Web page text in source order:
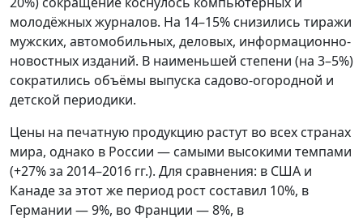
молодёжных журналов. На 14–15% снизились тиражи
мужских, автомобильных, деловых, информационно-
новостных изданий. В наименьшей степени (на 3–5%)
сократились объёмы выпуска садово-огородной и
детской периодики.
Цены на печатную продукцию растут во всех странах
мира, однако в России — самыми высокими темпами
(+27% за 2014–2016 гг.). Для сравнения: в США и
Канаде за этот же период рост составил 10%, в
Германии — 9%, во Франции — 8%, в